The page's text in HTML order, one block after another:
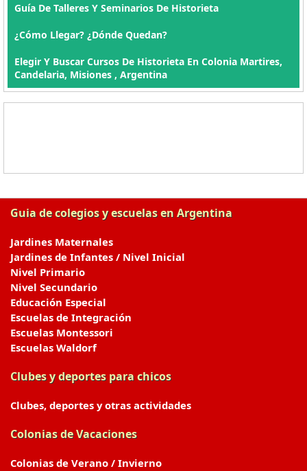
Guía De Talleres Y Seminarios De Historieta
¿Cómo Llegar? ¿Dónde Quedan?
Elegir Y Buscar Cursos De Historieta En Colonia Martires,
Candelaria, Misiones , Argentina
Guia de colegios y escuelas en Argentina
Jardines Maternales
Jardines de Infantes / Nivel Inicial
Nivel Primario
Nivel Secundario
Educación Especial
Escuelas de Integración
Escuelas Montessori
Escuelas Waldorf
Clubes y deportes para chicos
Clubes, deportes y otras actividades
Colonias de Vacaciones
Colonias de Verano / Invierno